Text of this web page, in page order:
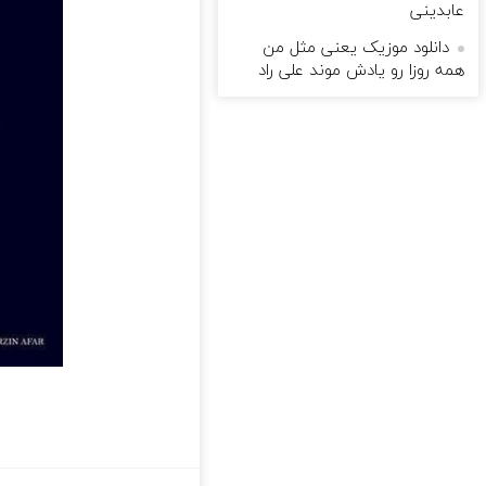
عابدینی
دانلود موزیک یعنی مثل من
همه روزا رو یادش موند علی راد